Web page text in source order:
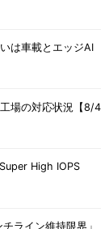
は車載とエッジAI
場の対応状況【8/4
High IOPS
ライン維持限界」